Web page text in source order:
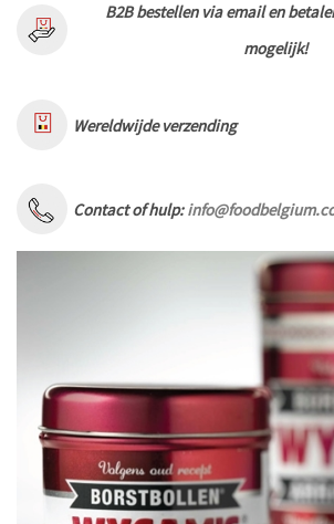
B2B bestellen via email en
mogelijk!
Wereldwijde verzending
Contact of hulp: